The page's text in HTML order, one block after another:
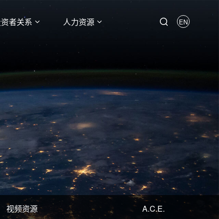
者关系 人力资源 EN
视频资源 A.C.E.